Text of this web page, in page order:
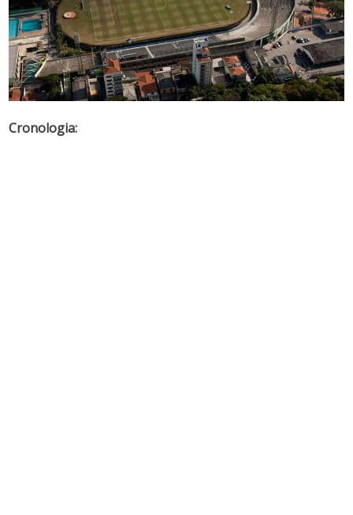
Cronologia: